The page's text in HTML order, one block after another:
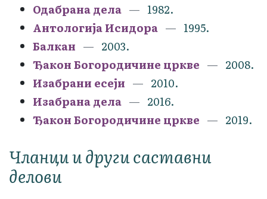
Одабрана дела
1982.
Антологија Исидора
1995.
Балкан
2003.
Ђакон Богородичине цркве
2008.
Изабрани есеји
2010.
Изабрана дела
2016.
Ђакон Богородичине цркве
2019.
Чланци и други саставни
делови